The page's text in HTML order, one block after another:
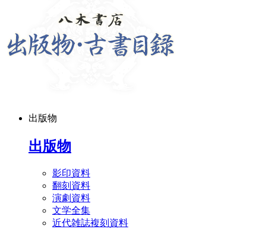
出版物
出版物
影印資料
翻刻資料
演劇資料
文学全集
近代雑誌複刻資料